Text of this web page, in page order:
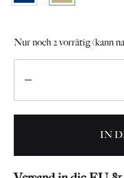
Nur noch 2 vorrätig (kann
IN